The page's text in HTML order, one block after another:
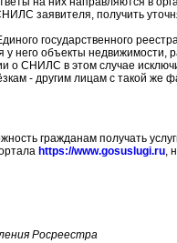
заявителя, получить
государственного
него объекты недвижимости,
о СНИЛС в этом случае
- другим лицам с такой же
гражданам получать
https://www.gosuslugi.ru,
Росреестра